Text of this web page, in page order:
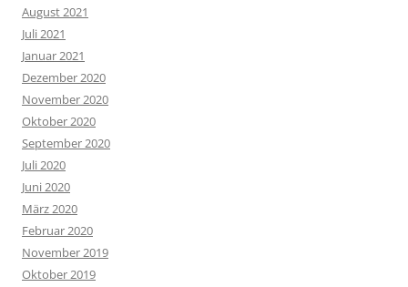
August 2021
Juli 2021
Januar 2021
Dezember 2020
November 2020
Oktober 2020
September 2020
Juli 2020
Juni 2020
März 2020
Februar 2020
November 2019
Oktober 2019